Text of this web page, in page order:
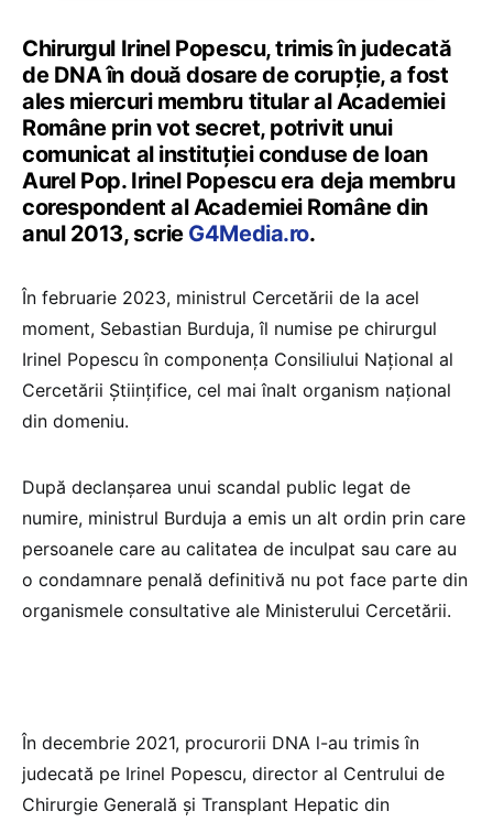
Chirurgul Irinel Popescu, trimis în judecată
de DNA în două dosare de corupție, a fost
ales miercuri membru titular al Academiei
Române prin vot secret, potrivit unui
comunicat al instituției conduse de Ioan
Aurel Pop. Irinel Popescu era deja membru
corespondent al Academiei Române din
anul 2013, scrie G4Media.ro.
În februarie 2023, ministrul Cercetării de la acel
moment, Sebastian Burduja, îl numise pe chirurgul
Irinel Popescu în componența Consiliului Național al
Cercetării Științifice, cel mai înalt organism național
din domeniu.
După declanșarea unui scandal public legat de
numire, ministrul Burduja a emis un alt ordin prin care
persoanele care au calitatea de inculpat sau care au
o condamnare penală definitivă nu pot face parte din
organismele consultative ale Ministerului Cercetării.
În decembrie 2021, procurorii DNA l-au trimis în
judecată pe Irinel Popescu, director al Centrului de
Chirurgie Generală și Transplant Hepatic din